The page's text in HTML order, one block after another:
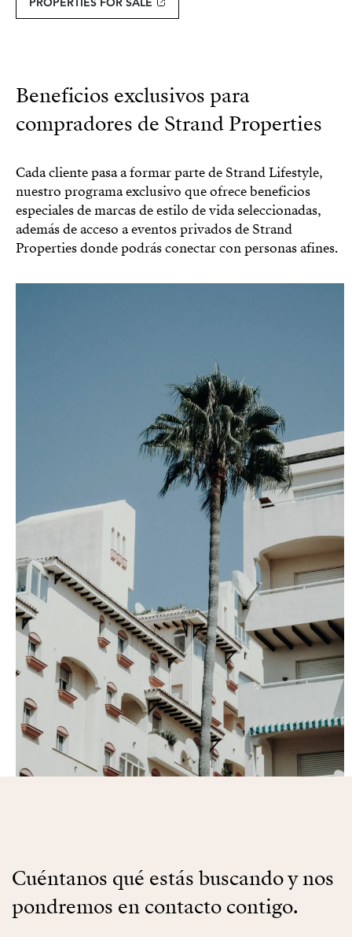
Beneficios exclusivos para
compradores de Strand Properties
Cada cliente pasa a formar parte de Strand Lifestyle,
nuestro programa exclusivo que ofrece beneficios
especiales de marcas de estilo de vida seleccionadas,
además de acceso a eventos privados de Strand
Properties donde podrás conectar con personas afines.
Cuéntanos qué estás buscando y nos
pondremos en contacto contigo.